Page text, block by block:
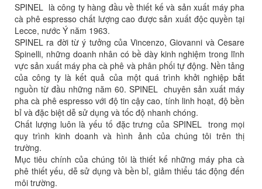
SPINEL là công ty hàng đầu về thiết kế và sản xuất máy pha
cà phê espresso chất lượng cao được sản xuất độc quyền tại
Lecce, nước Ý năm 1963.
SPINEL ra đời từ ý tưởng của Vincenzo, Giovanni và Cesare
Spinelli, những doanh nhân có bề dày kinh nghiệm trong lĩnh
vực sản xuất máy pha cà phê và phân phối tự động. Nền tảng
của công ty là kết quả của một quá trình khởi nghiệp bắt
nguồn từ đầu những năm 60. SPINEL chuyên sản xuất máy
pha cà phê espresso với độ tin cậy cao, tính linh hoạt, độ bền
bỉ và đặc biệt dễ sử dụng và tốc độ nhanh chóng.
Chất lượng luôn là yếu tố đặc trưng của SPINEL trong mọi
quy trình kinh doanh và hình ảnh của chúng tôi trên thị
trường.
Mục tiêu chính của chúng tôi là thiết kế những máy pha cà
phê thiết yếu, dễ sử dụng và bền bỉ, giảm thiểu tác động đến
môi trường.